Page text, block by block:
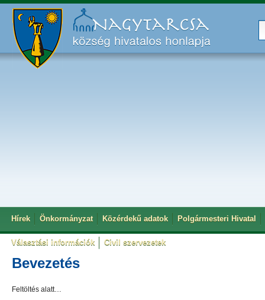
Hírek Önkormányzat Közérdekű adatok Polgármesteri Hivatal
Választási információk Civil szervezetek
Bevezetés
Feltöltés alatt…